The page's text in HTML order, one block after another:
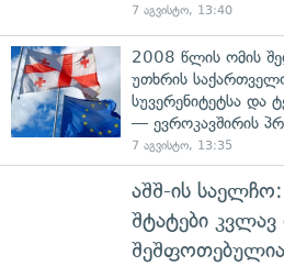
7 აგვისტო, 13:40
2008 წლის ომის
უთხრის
სუვერენიტეტსა
— ევროკავშირის
7 აგვისტო, 13:35
აშშ-ის
შტატები